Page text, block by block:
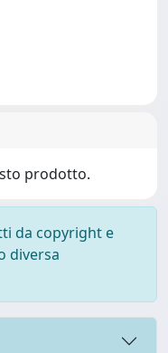
prodotto.
da copyright e
diversa